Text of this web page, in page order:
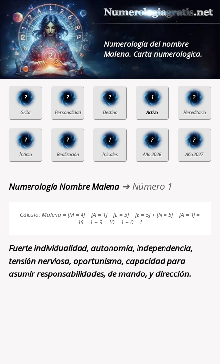
Numerología del nombre
Malena. Carta numerologica.
? ? ? 1 ?
? ? ? ? ?
Numerología Nombre Malena➔ Número 1
Cálculo: Malena = [M = 4] + [A = 1] + [L = 3] + [E = 5] + [N = 5] + [A = 1] =
19 = 1 + 9 = 10 = 1 + 0 = 1
Fuerte individualidad, autonomía, independencia,
tensión nerviosa, oportunismo, capacidad para
asumir responsabilidades, de mando, y dirección.